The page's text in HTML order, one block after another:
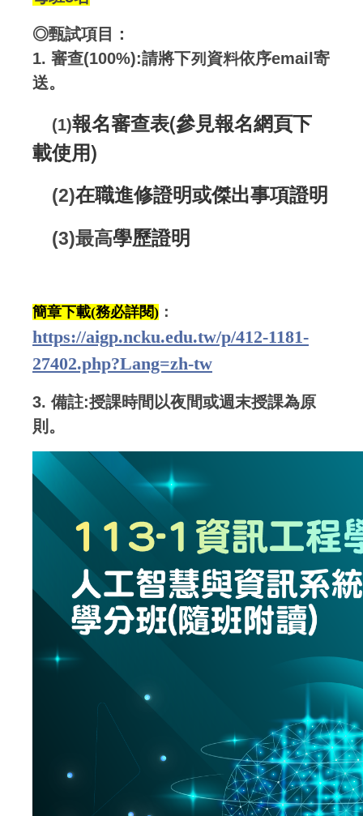
◎甄試項目：
1. 審查(100%):請將下列資料依序email寄
送。
(1)報名審查表(參見報名網頁下
載使用)
(2)在職進修證明或傑出事項證明
(3)最高學歷證明
簡章下載(務必詳閱) ：
https://aigp.ncku.edu.tw/p/412-1181-
27402.php?Lang=zh-tw
3. 備註:授課時間以夜間或週末授課為原
則。